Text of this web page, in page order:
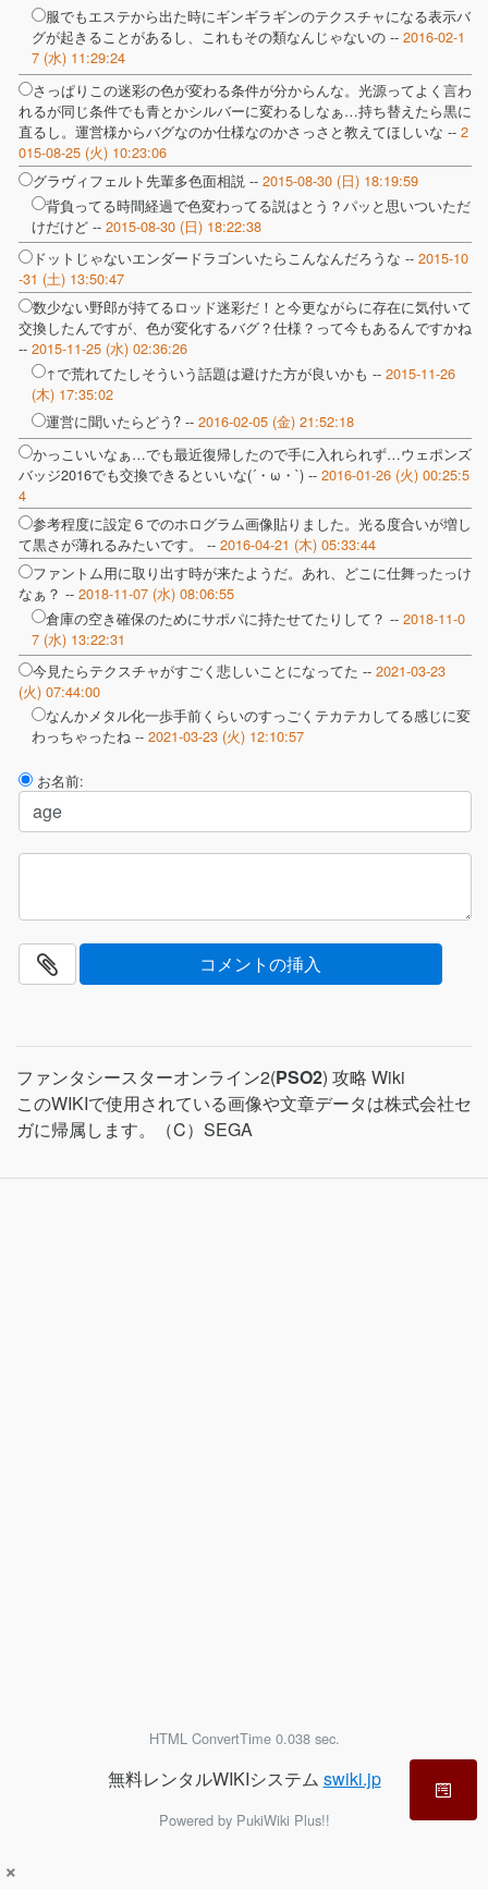
×
服でもエステから出た時にギンギラギンのテクスチャになる表示バ
グが起きることがあるし、これもその類なんじゃないの -- 2016-02-1
7 (水) 11:29:24
さっぱりこの迷彩の色が変わる条件が分からんな。光源ってよく言わ
れるが同じ条件でも青とかシルバーに変わるしなぁ…持ち替えたら黒に
直るし。運営様からバグなのか仕様なのかさっさと教えてほしいな -- 2
015-08-25 (火) 10:23:06
グラヴィフェルト先輩多色面相説 -- 2015-08-30 (日) 18:19:59
背負ってる時間経過で色変わってる説はとう？パッと思いついただ
けだけど -- 2015-08-30 (日) 18:22:38
ドットじゃないエンダードラゴンいたらこんなんだろうな -- 2015-10
-31 (土) 13:50:47
数少ない野郎が持てるロッド迷彩だ！と今更ながらに存在に気付いて
交換したんですが、色が変化するバグ？仕様？って今もあるんですかね
-- 2015-11-25 (水) 02:36:26
↑で荒れてたしそういう話題は避けた方が良いかも -- 2015-11-26
(木) 17:35:02
運営に聞いたらどう? -- 2016-02-05 (金) 21:52:18
かっこいいなぁ…でも最近復帰したので手に入れられず…ウェポンズ
バッジ2016でも交換できるといいな(´・ω・`) -- 2016-01-26 (火) 00:25:5
4
参考程度に設定６でのホログラム画像貼りました。光る度合いが増し
て黒さが薄れるみたいです。 -- 2016-04-21 (木) 05:33:44
ファントム用に取り出す時が来たようだ。あれ、どこに仕舞ったっけ
なぁ？ -- 2018-11-07 (水) 08:06:55
倉庫の空き確保のためにサポパに持たせてたりして？ -- 2018-11-0
7 (水) 13:22:31
今見たらテクスチャがすごく悲しいことになってた -- 2021-03-23
(火) 07:44:00
なんかメタル化一歩手前くらいのすっごくテカテカしてる感じに変
わっちゃったね -- 2021-03-23 (火) 12:10:57
お名前:
ファンタシースターオンライン2(PSO2) 攻略 Wiki
このWIKIで使用されている画像や文章データは株式会社セ
ガに帰属します。（C）SEGA
HTML ConvertTime 0.038 sec.
無料レンタルWIKIシステム swiki.jp
Powered by PukiWiki Plus!!